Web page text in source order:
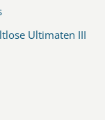
Ultimaten III